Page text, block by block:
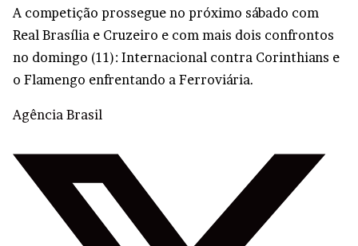
A competição prossegue no próximo sábado com
Real Brasília e Cruzeiro e com mais dois confrontos
no domingo (11): Internacional contra Corinthians e
o Flamengo enfrentando a Ferroviária.
Agência Brasil